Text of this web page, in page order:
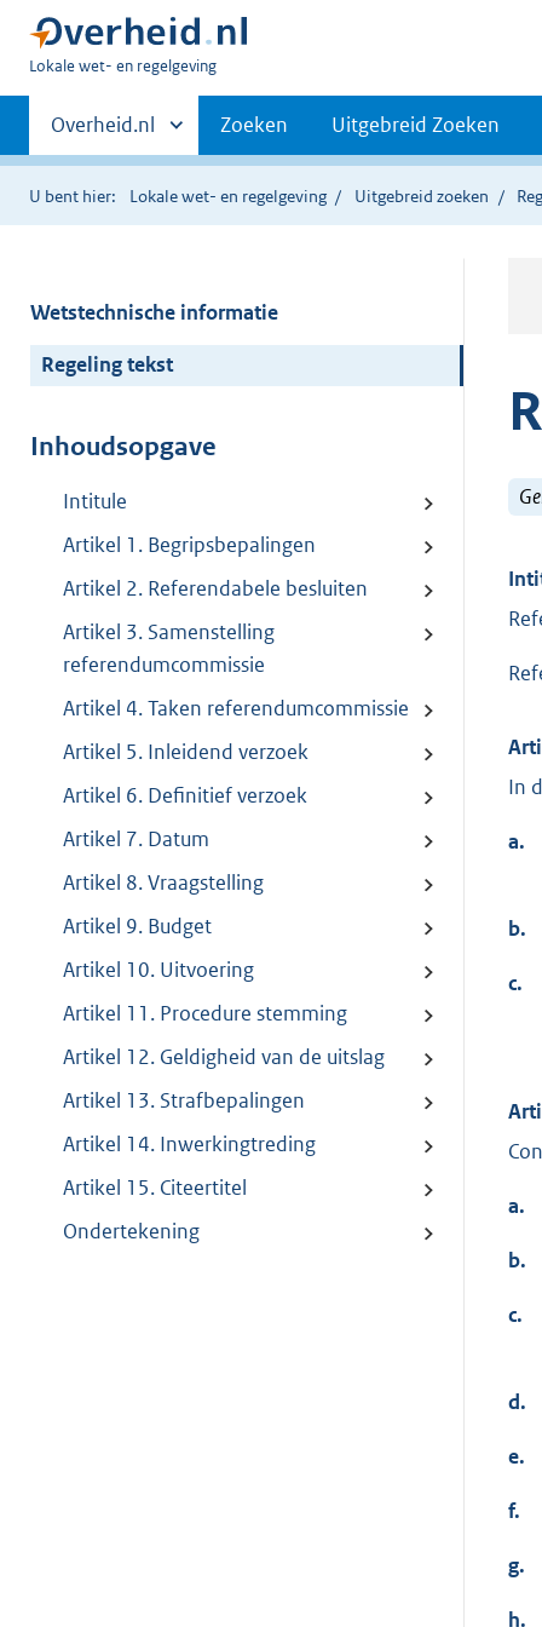
U
hier:
Lokale wet- en regelgeving
Primaire
navigatie
Andere
sites
binnen
Overheid.nl Zoeken Uitgebreid Zoeken
U bent hier: Lokale wet- en regelgeving Uitgebreid zoeken
Wetstechnische informatie
Regeling tekst
Inhoudsopgave
Intitule
Artikel 1. Begripsbepalingen
Artikel 2. Referendabele besluiten
Artikel 3. Samenstelling
referendumcommissie
Artikel 4. Taken referendumcommissie
Artikel 5. Inleidend verzoek
Artikel 6. Definitief verzoek
Artikel 7. Datum
Artikel 8. Vraagstelling
Artikel 9. Budget
Artikel 10. Uitvoering
Artikel 11. Procedure stemming
Artikel 12. Geldigheid van de uitslag
Artikel 13. Strafbepalingen
Artikel 14. Inwerkingtreding
Artikel 15. Citeertitel
Ondertekening
In
a.
b.
c.
a.
b.
c.
d.
e.
f.
g.
h.